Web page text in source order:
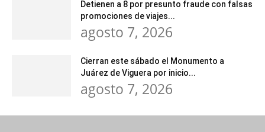
Detienen a 8 por presunto fraude con falsas
promociones de viajes...
agosto 7, 2026
Cierran este sábado el Monumento a
Juárez de Viguera por inicio...
agosto 7, 2026